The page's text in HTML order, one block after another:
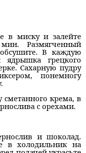
в миску и залейте
Размягченный
В каждую
ядрышка грецкого
Сахарную пудру
понемногу
крема, в
с орехами.
и шоколад.
в холодильник на